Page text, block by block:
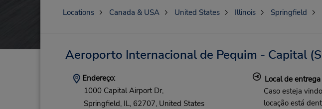
Locations Canada & USA United States Illinois Springfield
Aeroporto Internacional de Pequim - Capital
Endereço:
1000 Capital Airport Dr,
Springfield, IL, 62707, United States
Local de
Caso esteja
locação está